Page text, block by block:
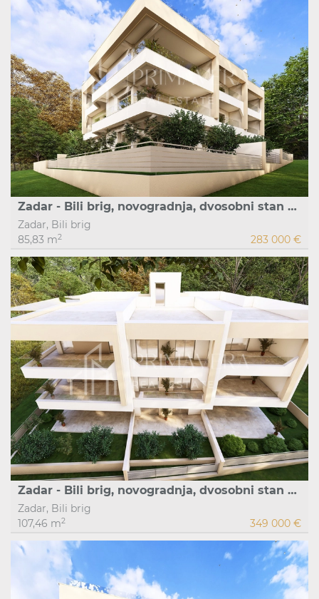
Zadar - Bili brig, novogradnja, dvosobni stan S4 1.kat, 85,83 m2
Zadar, Bili brig
85,83 m2 283 000 €
Zadar - Bili brig, novogradnja, dvosobni stan s krovnom terasom, S7 2.kat, 107,46 m2
Zadar, Bili brig
107,46 m2 349 000 €